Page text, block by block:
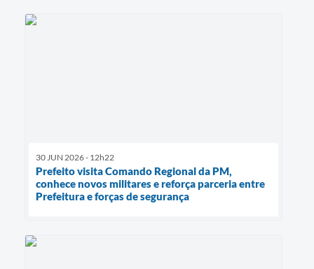
30 JUN 2026 - 12h22
Prefeito visita Comando Regional da PM,
conhece novos militares e reforça parceria entre
Prefeitura e forças de segurança